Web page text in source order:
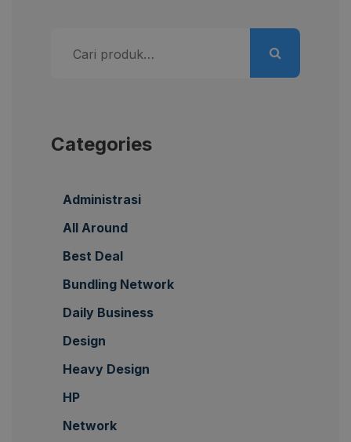
untuk:
Categories
Administrasi
All Around
Best Deal
Bundling Network
Daily Business
Design
Heavy Design
HP
Network